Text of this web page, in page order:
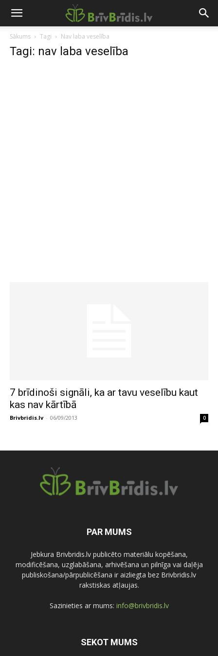
Sākums Tagi Nav laba veselība
Tagi: nav laba veselība
7 brīdinoši signāli, ka ar tavu veselību kaut
kas nav kārtībā
Brivbridis.lv - 06/09/2013 0
PAR MUMS
Jebkura Brivbridis.lv publicēto materiālu kopēšana,
modificēšana, uzglabāšana, arhivēšana un pilnīga vai daļēja
publiskošana/pārpublicēšana ir aizliegta bez Brivbridis.lv
rakstiskas atļaujas.
Sazinieties ar mums: info@brivbridis.lv
SEKOT MUMS